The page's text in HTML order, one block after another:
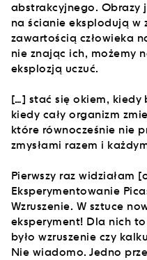
abstrakcyjnego. Obrazy
na ścianie eksplodują w
zawartością człowieka
nie znając ich, możemy
eksplozją uczuć.
[…] stać się okiem, kiedy
kiedy cały organizm
które równocześnie nie
zmysłami razem i
Pierwszy raz widziałam
Eksperymentowanie
Wzruszenie. W sztuce
eksperyment! Dla nich
było wzruszenie czy
Nie wiadomo. Jedno